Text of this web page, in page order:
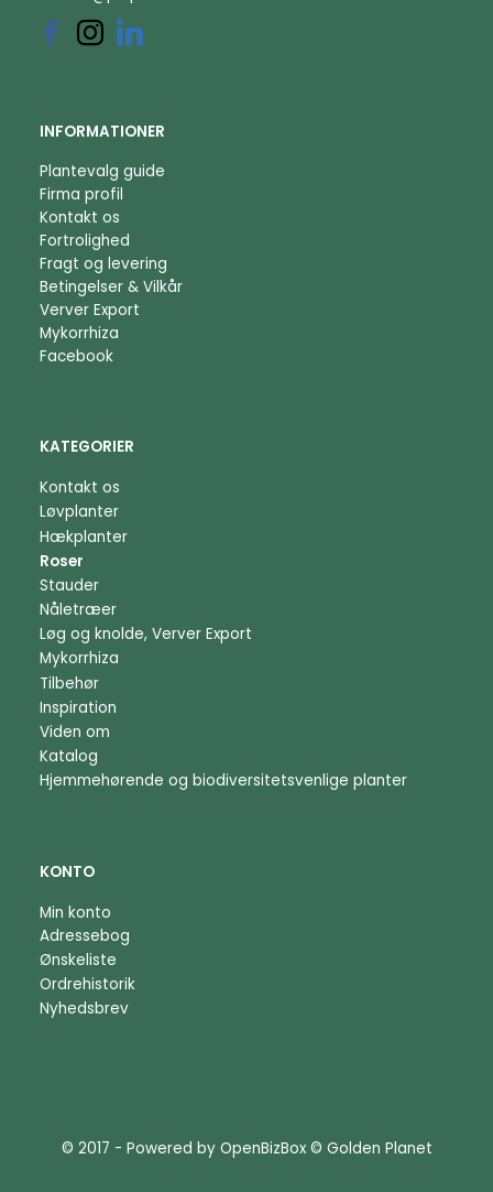
INFORMATIONER
Plantevalg guide
Firma profil
Kontakt os
Fortrolighed
Fragt og levering
Betingelser & Vilkår
Verver Export
Mykorrhiza
Facebook
KATEGORIER
Kontakt os
Løvplanter
Hækplanter
Roser
Stauder
Nåletræer
Løg og knolde, Verver Export
Mykorrhiza
Tilbehør
Inspiration
Viden om
Katalog
Hjemmehørende og biodiversitetsvenlige planter
KONTO
Min konto
Adressebog
Ønskeliste
Ordrehistorik
Nyhedsbrev
© 2017 - Powered by OpenBizBox© Golden Planet